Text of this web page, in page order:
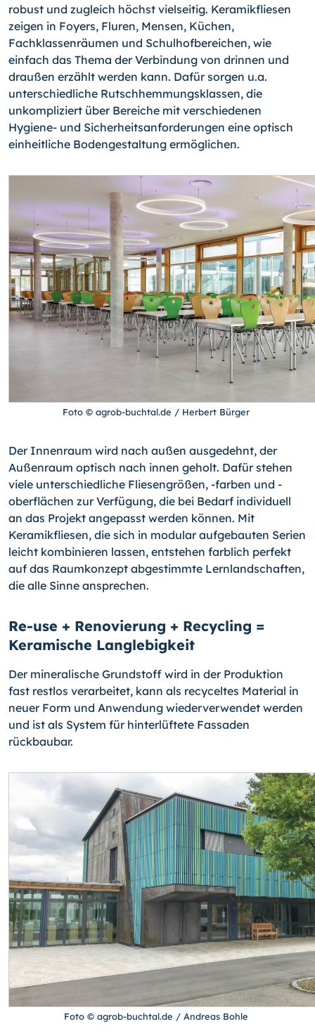
robust und zugleich höchst vielseitig. Keramikfliesen
zeigen in Foyers, Fluren, Mensen, Küchen,
Fachklassenräumen und Schulhofbereichen, wie
einfach das Thema der Verbindung von drinnen und
draußen erzählt werden kann. Dafür sorgen u.a.
unterschiedliche Rutschhemmungsklassen, die
unkompliziert über Bereiche mit verschiedenen
Hygiene- und Sicherheitsanforderungen eine optisch
einheitliche Bodengestaltung ermöglichen.
Foto © agrob-buchtal.de / Herbert Bürger
Der Innenraum wird nach außen ausgedehnt, der
Außenraum optisch nach innen geholt. Dafür stehen
viele unterschiedliche Fliesengrößen, -farben und -
oberflächen zur Verfügung, die bei Bedarf individuell
an das Projekt angepasst werden können. Mit
Keramikfliesen, die sich in modular aufgebauten Serien
leicht kombinieren lassen, entstehen farblich perfekt
auf das Raumkonzept abgestimmte Lernlandschaften,
die alle Sinne ansprechen.
Re-use + Renovierung + Recycling =
Keramische Langlebigkeit
Der mineralische Grundstoff wird in der Produktion
fast restlos verarbeitet, kann als recyceltes Material in
neuer Form und Anwendung wiederverwendet werden
und ist als System für hinterlüftete Fassaden
rückbaubar.
Foto © agrob-buchtal.de / Andreas Bohle